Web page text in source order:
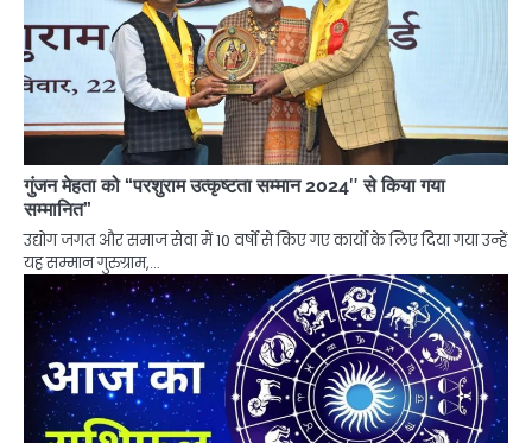
गुंजन मेहता को “परशुराम उत्कृष्टता सम्मान 2024″ से किया गया
सम्मानित”
उद्योग जगत और समाज सेवा में 10 वर्षों से किए गए कार्यों के लिए दिया गया उन्हें
यह सम्मान गुरुग्राम,…